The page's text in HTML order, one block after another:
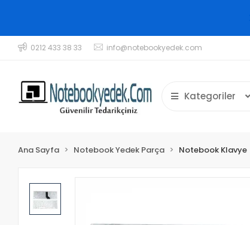
0212 433 38 33 info@notebookyedek.com
Kategoriler
Ana Sayfa Notebook Yedek Parça Notebook Klavye